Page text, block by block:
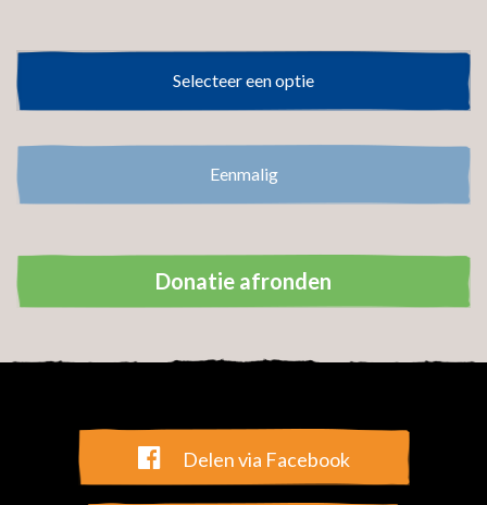
Selecteer een optie
Eenmalig
Donatie afronden
Uw adres: